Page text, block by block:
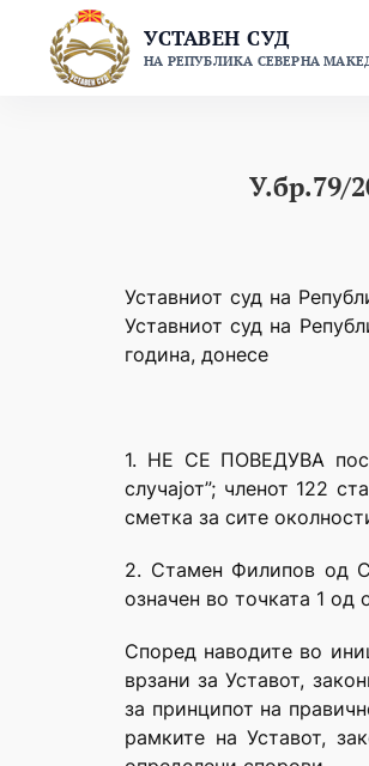
content
УСТАВЕН СУД
НА РЕПУБЛИКА СЕВЕРНА
У.бр.79/
Уставниот суд на
Уставниот суд на
година, донесе
1. НЕ СЕ ПОВЕДУВА
случајот”; членот 122
сметка за сите
2. Стамен Филипов од
означен во точката 1 од
Според наводите во
врзани за Уставот,
за принципот на
рамките на Уставот,